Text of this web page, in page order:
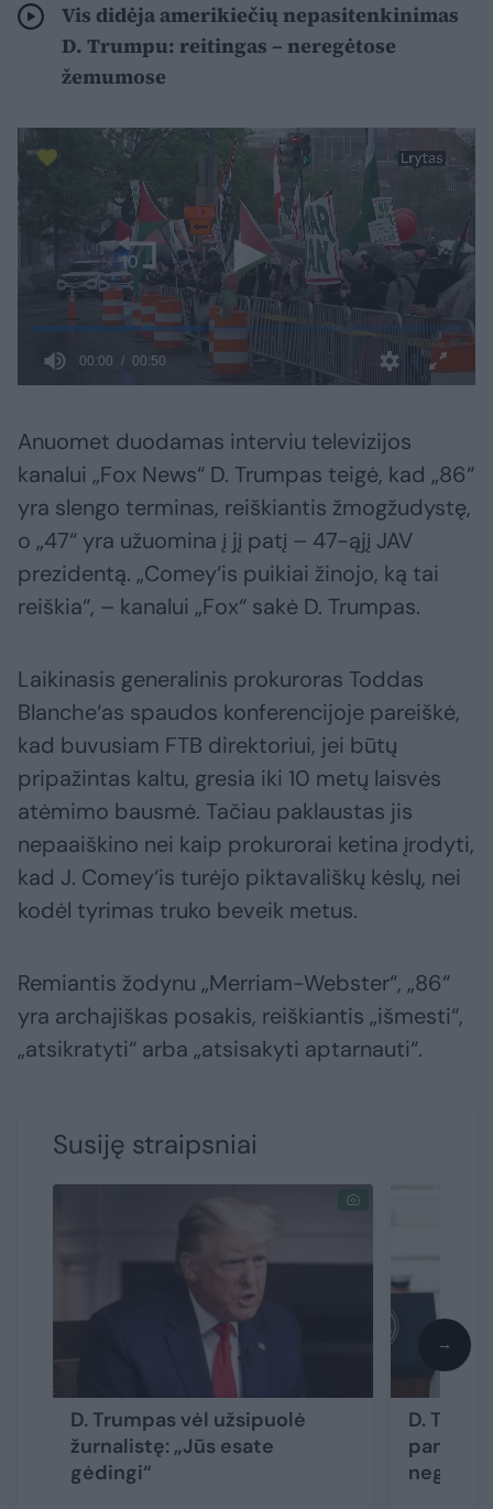
Vis didėja amerikiečių nepasitenkinimas
D. Trumpu: reitingas – neregėtose
žemumose
Anuomet duodamas interviu televizijos
kanalui „Fox News“ D. Trumpas teigė, kad „86“
yra slengo terminas, reiškiantis žmogžudystę,
o „47“ yra užuomina į jį patį – 47-ąjį JAV
prezidentą. „Comey‘is puikiai žinojo, ką tai
reiškia“, – kanalui „Fox“ sakė D. Trumpas.
Laikinasis generalinis prokuroras Toddas
Blanche‘as spaudos konferencijoje pareiškė,
kad buvusiam FTB direktoriui, jei būtų
pripažintas kaltu, gresia iki 10 metų laisvės
atėmimo bausmė. Tačiau paklaustas jis
nepaaiškino nei kaip prokurorai ketina įrodyti,
kad J. Comey‘is turėjo piktavališkų kėslų, nei
kodėl tyrimas truko beveik metus.
Remiantis žodynu „Merriam-Webster“, „86“
yra archajiškas posakis, reiškiantis „išmesti“,
„atsikratyti“ arba „atsisakyti aptarnauti“.
Susiję straipsniai
D. Trumpas vėl užsipuolė
žurnalistę: „Jūs esate
gėdingi“
D.
→